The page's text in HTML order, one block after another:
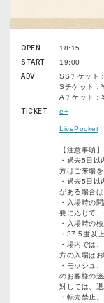
OPEN
18:15
START
19:00
ADV
SSチケット
Sチケット：
Aチケット：
TICKET
e+
LivePocket
【注意事項】
・過去5日
方はご来場を
・過去5日
がある場合は
・入場時の
要に応じて
・入場時の
・37.5度以
・場内では
方の入場はお
・モッシュ
のお客様の
対しては、退
・転売禁止。